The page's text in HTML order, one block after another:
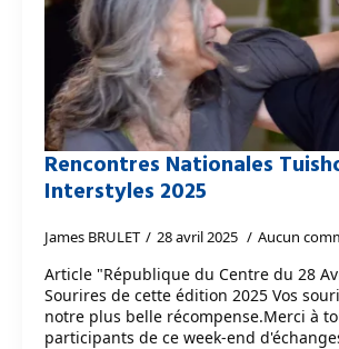
Rencontres Nationales
Interstyles 2025
James BRULET 28 avril 2025 Aucun
Article "République du Centre du 28
Sourires de cette édition 2025 Vos
notre plus belle récompense.Merci à
participants de ce week-end